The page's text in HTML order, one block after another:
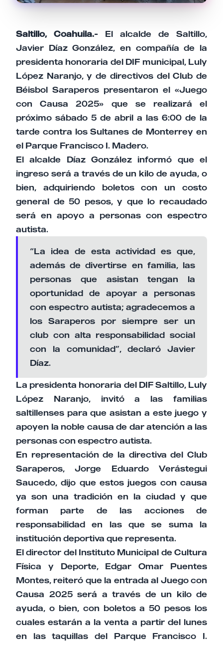
Saltillo, Coahuila.- El alcalde de Saltillo,
Javier Díaz González, en compañía de la
presidenta honoraria del DIF municipal, Luly
López Naranjo, y de directivos del Club de
Béisbol Saraperos presentaron el «Juego
con Causa 2025» que se realizará el
próximo sábado 5 de abril a las 6:00 de la
tarde contra los Sultanes de Monterrey en
el Parque Francisco I. Madero.
El alcalde Díaz González informó que el
ingreso será a través de un kilo de ayuda, o
bien, adquiriendo boletos con un costo
general de 50 pesos, y que lo recaudado
será en apoyo a personas con espectro
autista.
“La idea de esta actividad es que,
además de divertirse en familia, las
personas que asistan tengan la
oportunidad de apoyar a personas
con espectro autista; agradecemos a
los Saraperos por siempre ser un
club con alta responsabilidad social
con la comunidad”, declaró Javier
Díaz.
La presidenta honoraria del DIF Saltillo, Luly
López Naranjo, invitó a las familias
saltillenses para que asistan a este juego y
apoyen la noble causa de dar atención a las
personas con espectro autista.
En representación de la directiva del Club
Saraperos, Jorge Eduardo Verástegui
Saucedo, dijo que estos juegos con causa
ya son una tradición en la ciudad y que
forman parte de las acciones de
responsabilidad en las que se suma la
institución deportiva que representa.
El director del Instituto Municipal de Cultura
Física y Deporte, Edgar Omar Puentes
Montes, reiteró que la entrada al Juego con
Causa 2025 será a través de un kilo de
ayuda, o bien, con boletos a 50 pesos los
cuales estarán a la venta a partir del lunes
en las taquillas del Parque Francisco I.